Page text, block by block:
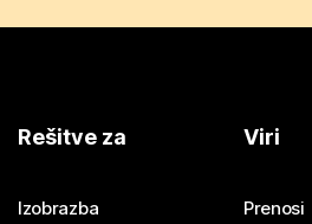
Rešitve za
Izobrazba
Viri
Prenosi